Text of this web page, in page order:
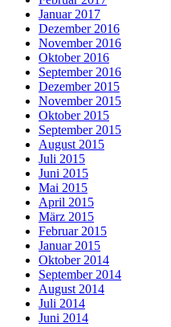
Januar 2017
Dezember 2016
November 2016
Oktober 2016
September 2016
Dezember 2015
November 2015
Oktober 2015
September 2015
August 2015
Juli 2015
Juni 2015
Mai 2015
April 2015
März 2015
Februar 2015
Januar 2015
Oktober 2014
September 2014
August 2014
Juli 2014
Juni 2014